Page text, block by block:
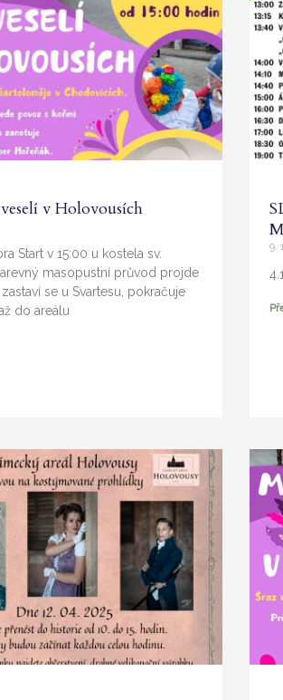
v Holovousích
Start v 15:00 u kostela sv.
masopustní průvod projde
se u Svartesu, pokračuje
do areálu
9.
g
e
g
e
g
e